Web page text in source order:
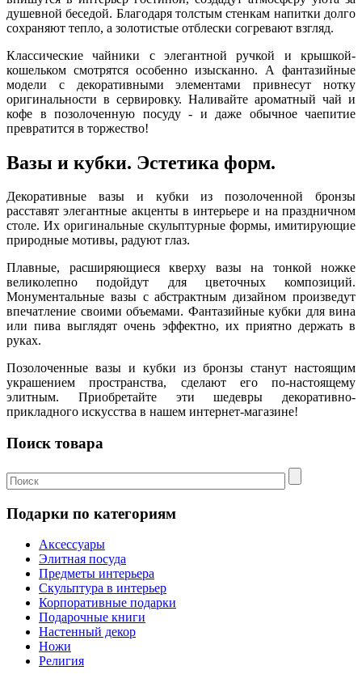
душевной беседой. Благодаря толстым стенкам напитки долго
сохраняют тепло, а золотистые отблески согревают взгляд.
Классические чайники с элегантной ручкой и крышкой-
кошельком смотрятся особенно изысканно. А фантазийные
модели с декоративными элементами привнесут нотку
оригинальности в сервировку. Наливайте ароматный чай и
кофе в позолоченную посуду - и даже обычное чаепитие
превратится в торжество!
Вазы и кубки. Эстетика форм.
Декоративные вазы и кубки из позолоченной бронзы
расставят элегантные акценты в интерьере и на праздничном
столе. Их оригинальные скульптурные формы, имитирующие
природные мотивы, радуют глаз.
Плавные, расширяющиеся кверху вазы на тонкой ножке
великолепно подойдут для цветочных композиций.
Монументальные вазы с абстрактным дизайном произведут
впечатление своими объемами. Фантазийные кубки для вина
или пива выглядят очень эффектно, их приятно держать в
руках.
Позолоченные вазы и кубки из бронзы станут настоящим
украшением пространства, сделают его по-настоящему
элитным. Приобретайте эти шедевры декоративно-
прикладного искусства в нашем интернет-магазине!
Поиск товара
Подарки по категориям
Аксессуары
Элитная посуда
Предметы интерьера
Скульптура в интерьер
Корпоративные подарки
Подарочные книги
Настенный декор
Ножи
Религия